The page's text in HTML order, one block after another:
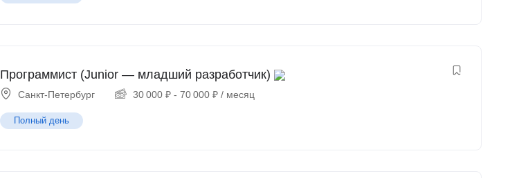
Программист (Junior — младший разработчик)
Санкт-Петербург 30 000 ₽ -70 000 ₽ / месяц
Полный день